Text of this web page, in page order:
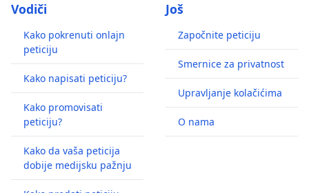
Vodiči
Kako pokrenuti onlajn
peticiju
Kako napisati peticiju?
Kako promovisati
peticiju?
Kako da vaša peticija
dobije medijsku pažnju
Još
Započnite peticiju
Smernice za privatnost
Upravljanje kolačićima
O nama